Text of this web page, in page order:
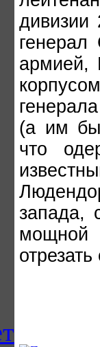
дивизии
армией,
(а им
что
запада,
мощной